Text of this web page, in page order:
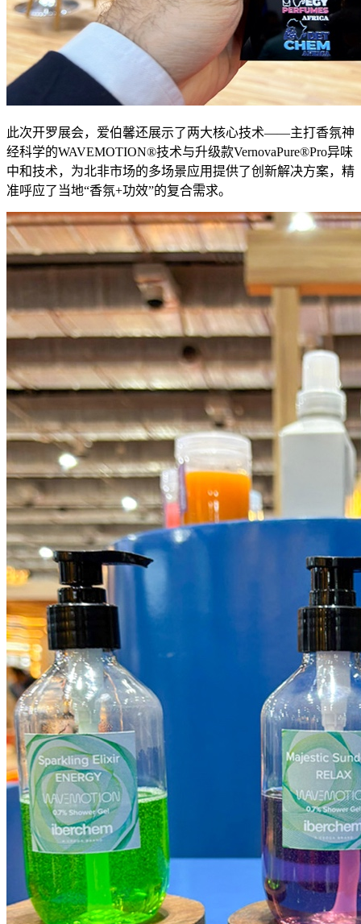
此次开罗展会，爱伯馨还展示了两大核心技术——主打香氛神
经科学的WAVEMOTION®技术与升级款VernovaPure®Pro异味
中和技术，为北非市场的多场景应用提供了创新解决方案，精
准呼应了当地“香氛+功效”的复合需求。